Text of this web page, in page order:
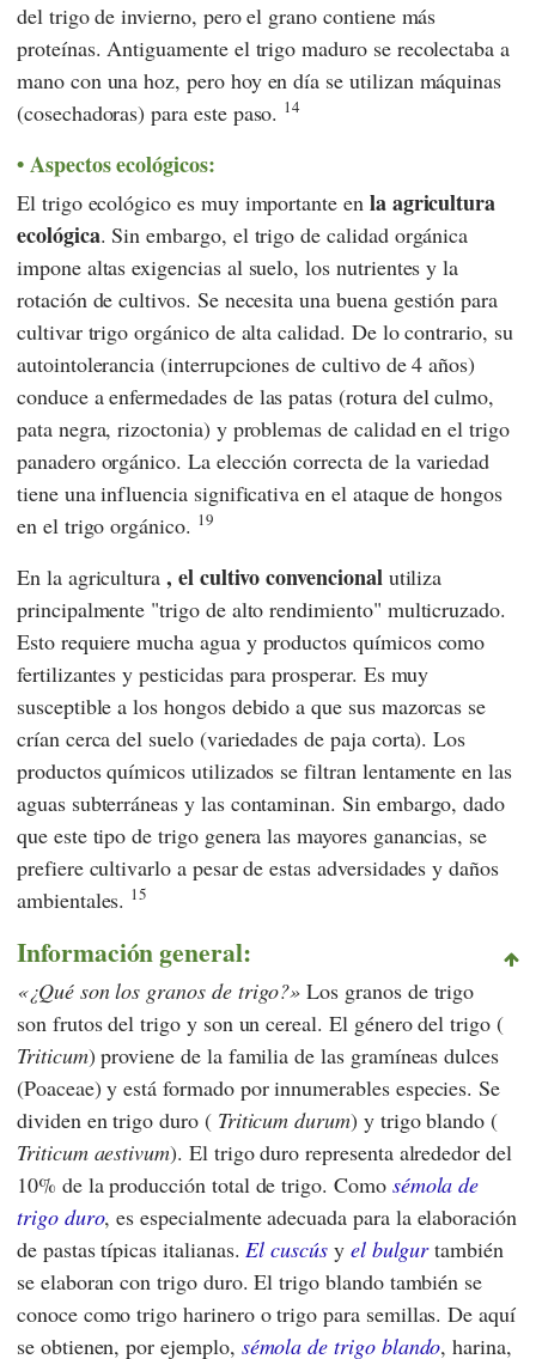
del trigo de invierno, pero el grano contiene más
proteínas. Antiguamente el trigo maduro se recolectaba a
mano con una hoz, pero hoy en día se utilizan máquinas
(cosechadoras) para este paso. 14
Aspectos ecológicos:
El trigo ecológico es muy importante en la agricultura
ecológica. Sin embargo, el trigo de calidad orgánica
impone altas exigencias al suelo, los nutrientes y la
rotación de cultivos. Se necesita una buena gestión para
cultivar trigo orgánico de alta calidad. De lo contrario, su
autointolerancia (interrupciones de cultivo de 4 años)
conduce a enfermedades de las patas (rotura del culmo,
pata negra, rizoctonia) y problemas de calidad en el trigo
panadero orgánico. La elección correcta de la variedad
tiene una influencia significativa en el ataque de hongos
en el trigo orgánico. 19
En la agricultura, el cultivo convencionalutiliza
principalmente "trigo de alto rendimiento" multicruzado.
Esto requiere mucha agua y productos químicos como
fertilizantes y pesticidas para prosperar. Es muy
susceptible a los hongos debido a que sus mazorcas se
crían cerca del suelo (variedades de paja corta). Los
productos químicos utilizados se filtran lentamente en las
aguas subterráneas y las contaminan. Sin embargo, dado
que este tipo de trigo genera las mayores ganancias, se
prefiere cultivarlo a pesar de estas adversidades y daños
ambientales. 15
Información general:
¿Qué son los granos de trigo? Los granos de trigo
son frutos del trigo y son un cereal. El género del trigo (
Triticum) proviene de la familia de las gramíneas dulces
(Poaceae) y está formado por innumerables especies. Se
dividen en trigo duro ( Triticum durum) y trigo blando (
Triticum aestivum). El trigo duro representa alrededor del
10% de la producción total de trigo. Como sémola de
trigo duro, es especialmente adecuada para la elaboración
de pastas típicas italianas.El cuscúsy el bulgurtambién
se elaboran con trigo duro. El trigo blando también se
conoce como trigo harinero o trigo para semillas. De aquí
se obtienen, por ejemplo, sémola de trigo blando, harina,